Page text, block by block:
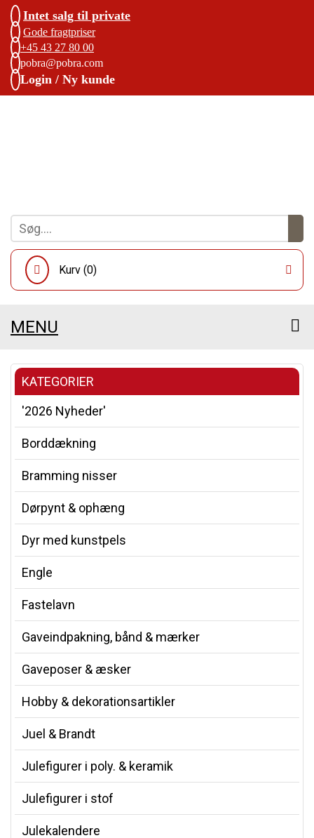
Intet salg til private
Gode fragtpriser
+45 43 27 80 00
pobra@pobra.com
Login / Ny kunde
Kurv (0)
MENU
KATEGORIER
'2026 Nyheder'
Borddækning
Bramming nisser
Dørpynt & ophæng
Dyr med kunstpels
Engle
Fastelavn
Gaveindpakning, bånd & mærker
Gaveposer & æsker
Hobby & dekorationsartikler
Juel & Brandt
Julefigurer i poly. & keramik
Julefigurer i stof
Julekalendere